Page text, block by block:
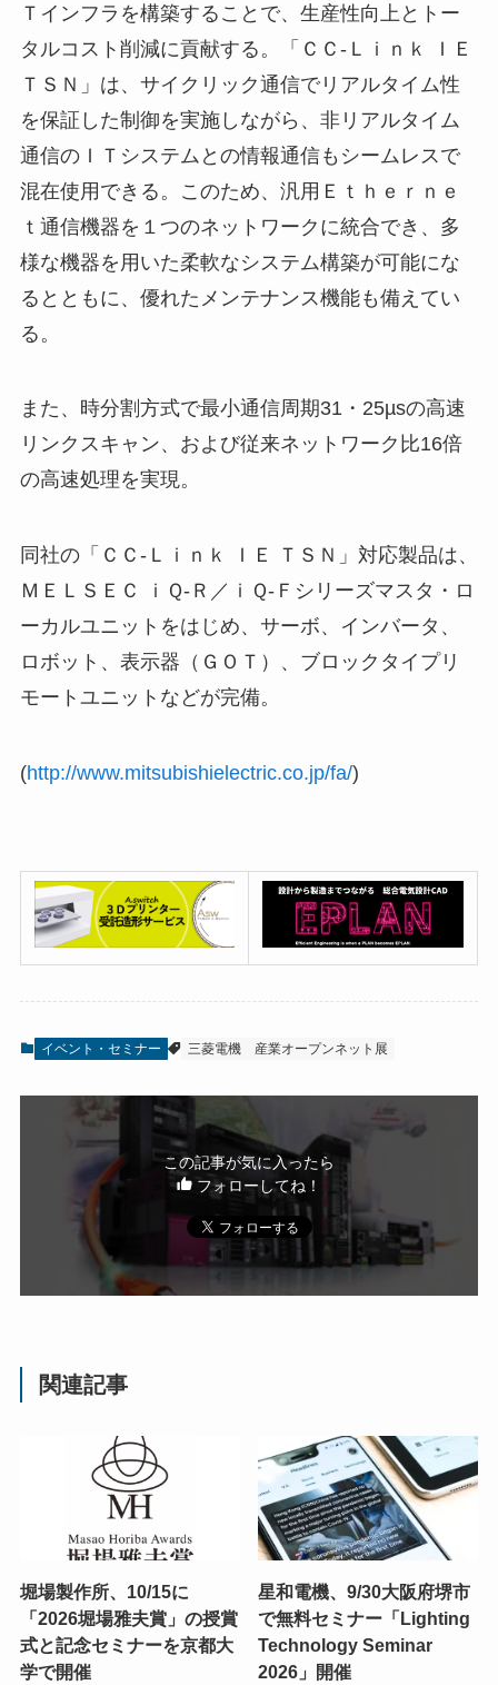
Ｔインフラを構築することで、生産性向上とトー
タルコスト削減に貢献する。「ＣＣ-Ｌｉｎｋ ＩＥ
ＴＳＮ」は、サイクリック通信でリアルタイム性
を保証した制御を実施しながら、非リアルタイム
通信のＩＴシステムとの情報通信もシームレスで
混在使用できる。このため、汎用Ｅｔｈｅｒｎｅ
ｔ通信機器を１つのネットワークに統合でき、多
様な機器を用いた柔軟なシステム構築が可能にな
るとともに、優れたメンテナンス機能も備えてい
る。
また、時分割方式で最小通信周期31・25µsの高速
リンクスキャン、および従来ネットワーク比16倍
の高速処理を実現。
同社の「ＣＣ-Ｌｉｎｋ ＩＥ ＴＳＮ」対応製品は、
ＭＥＬＳＥＣ ｉＱ-Ｒ／ｉＱ-Ｆシリーズマスタ・ロ
ーカルユニットをはじめ、サーボ、インバータ、
ロボット、表示器（ＧＯＴ）、ブロックタイプリ
モートユニットなどが完備。
(http://www.mitsubishielectric.co.jp/fa/)
イベント・セミナー 三菱電機 産業オープンネット展
この記事が気に入ったら
フォローしてね！
関連記事
堀場製作所、10/15に
「2026堀場雅夫賞」の授賞
式と記念セミナーを京都大
学で開催
星和電機、9/30大阪府堺市
で無料セミナー「Lighting
Technology Seminar
2026」開催